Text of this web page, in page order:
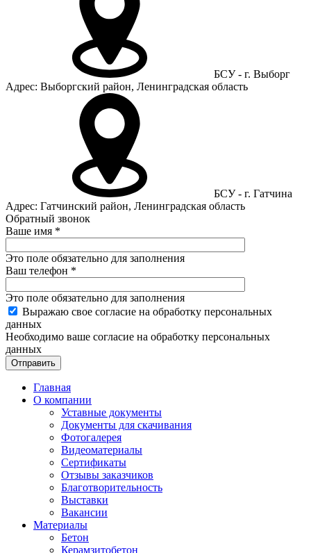
БСУ - г. Выборг
Адрес: Выборгский район, Ленинградская область
БСУ - г. Гатчина
Адрес: Гатчинский район, Ленинградская область
Обратный звонок
Ваше имя *
Это поле обязательно для заполнения
Ваш телефон *
Это поле обязательно для заполнения
Выражаю свое согласие на обработку персональных
данных
Необходимо ваше согласие на обработку персональных
данных
Отправить
Главная
О компании
Уставные документы
Документы для скачивания
Фотогалерея
Видеоматериалы
Сертификаты
Отзывы заказчиков
Благотворительность
Выставки
Вакансии
Материалы
Бетон
Керамзитобетон